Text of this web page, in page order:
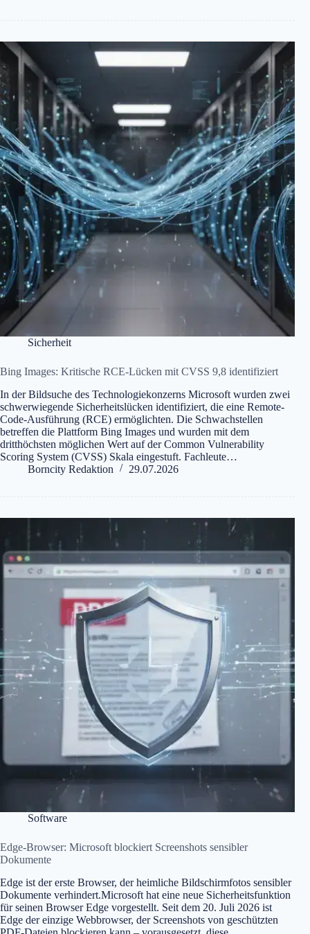
Sicherheit
Bing Images: Kritische RCE-Lücken mit CVSS 9,8 identifiziert
In der Bildsuche des Technologiekonzerns Microsoft wurden zwei
schwerwiegende Sicherheitslücken identifiziert, die eine Remote-
Code-Ausführung (RCE) ermöglichten. Die Schwachstellen
betreffen die Plattform Bing Images und wurden mit dem
dritthöchsten möglichen Wert auf der Common Vulnerability
Scoring System (CVSS) Skala eingestuft. Fachleute…
Borncity Redaktion
29.07.2026
Software
Edge-Browser: Microsoft blockiert Screenshots sensibler
Dokumente
Edge ist der erste Browser, der heimliche Bildschirmfotos sensibler
Dokumente verhindert.Microsoft hat eine neue Sicherheitsfunktion
für seinen Browser Edge vorgestellt. Seit dem 20. Juli 2026 ist
Edge der einzige Webbrowser, der Screenshots von geschützten